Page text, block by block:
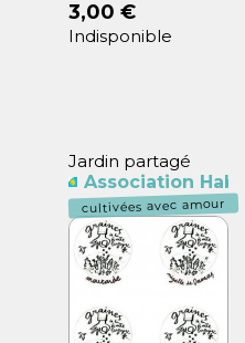
3,00 €
Indisponible
Jardin partagé
Association
cultivées avec amour